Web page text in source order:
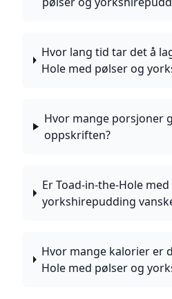
Hvor lang tid tar det å
Hole med pølser og
Hvor mange porsjoner
oppskriften?
Er Toad-in-the-Hole
yorkshirepudding
Hvor mange kalorier er
Hole med pølser og